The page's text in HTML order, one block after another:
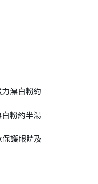
漂白粉約
粉約半湯
護眼睛及